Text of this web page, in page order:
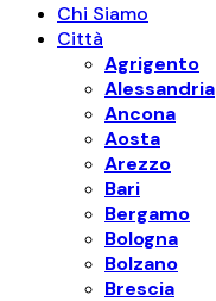
Chi Siamo
Città
Agrigento
Alessandria
Ancona
Aosta
Arezzo
Bari
Bergamo
Bologna
Bolzano
Brescia